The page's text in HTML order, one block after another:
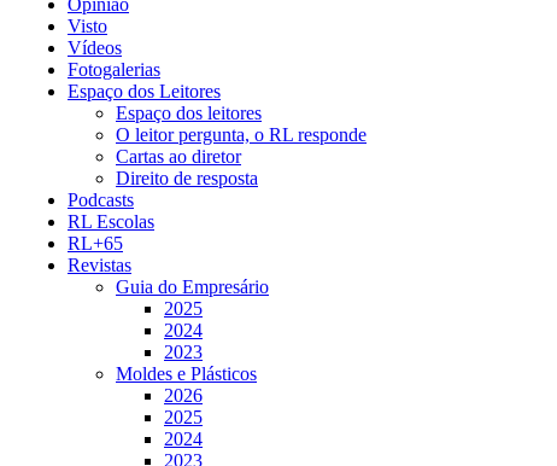
Visto
Vídeos
Fotogalerias
Espaço dos Leitores
Espaço dos leitores
O leitor pergunta, o RL responde
Cartas ao diretor
Direito de resposta
Podcasts
RL Escolas
RL+65
Revistas
Guia do Empresário
2025
2024
2023
Moldes e Plásticos
2026
2025
2024
2023